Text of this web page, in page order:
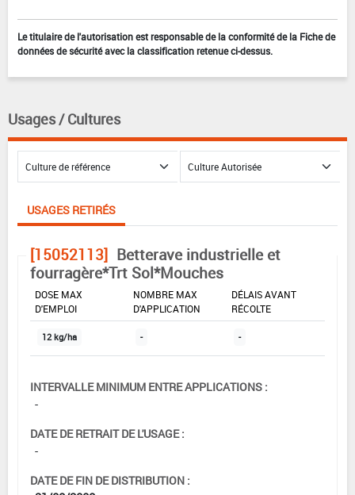
Le titulaire de l'autorisation est responsable de la conformité de la Fiche de
données de sécurité avec la classification retenue ci-dessus.
Usages / Cultures
USAGES RETIRÉS
[15052113] Betterave industrielle et
fourragère*Trt Sol*Mouches
DOSE MAX
D'EMPLOI
NOMBRE MAX
D'APPLICATION
DÉLAIS AVANT
RÉCOLTE
12 kg/ha - -
INTERVALLE MINIMUM ENTRE APPLICATIONS :
-
DATE DE RETRAIT DE L'USAGE :
-
DATE DE FIN DE DISTRIBUTION :